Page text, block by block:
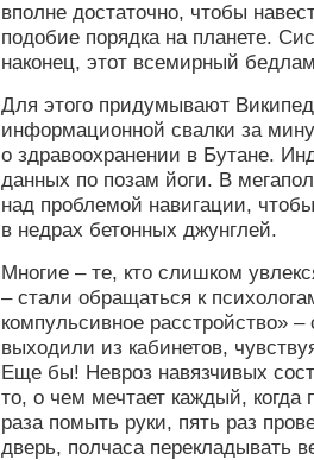
вполне достаточно, чтобы
подобие порядка на планете.
наконец, этот всемирный
Для этого придумывают
информационной свалки за
о здравоохранении в Бутане.
данных по позам йоги. В
над проблемой навигации,
в недрах бетонных джунглей.
Многие – те, кто слишком
– стали обращаться к
компульсивное расстройство»
выходили из кабинетов,
Еще бы! Невроз навязчивых
то, о чем мечтает каждый, когда
раза помыть руки, пять раз
дверь, полчаса перекладывать